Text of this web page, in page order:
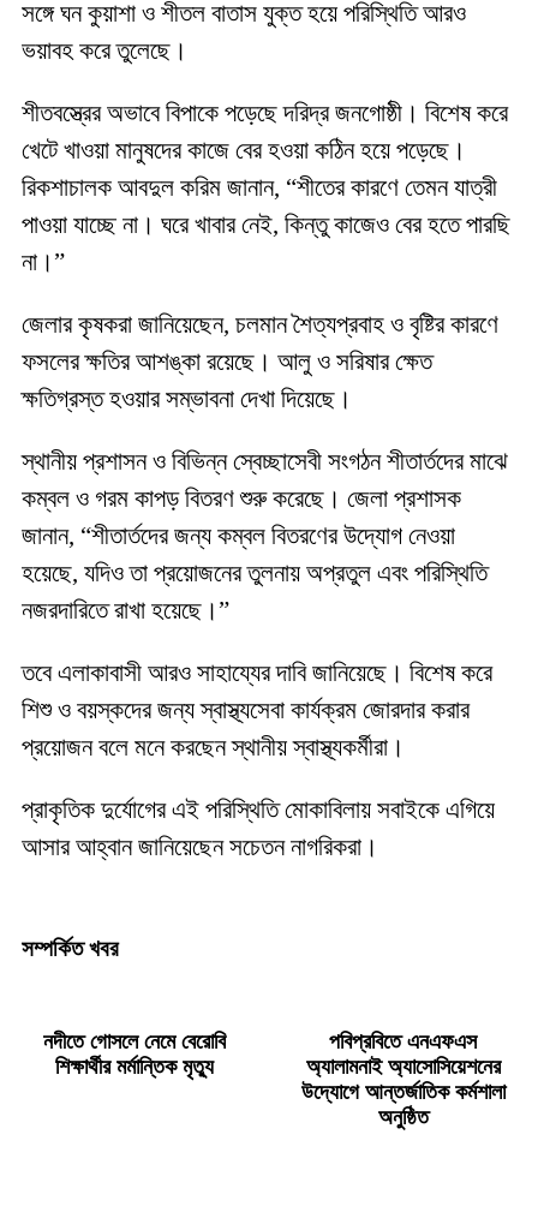
সঙ্গে ঘন কুয়াশা ও শীতল বাতাস যুক্ত হয়ে পরিস্থিতি আরও
ভয়াবহ করে তুলেছে।
শীতবস্ত্রের অভাবে বিপাকে পড়েছে দরিদ্র জনগোষ্ঠী। বিশেষ করে
খেটে খাওয়া মানুষদের কাজে বের হওয়া কঠিন হয়ে পড়েছে।
রিকশাচালক আবদুল করিম জানান, “শীতের কারণে তেমন যাত্রী
পাওয়া যাচ্ছে না। ঘরে খাবার নেই, কিন্তু কাজেও বের হতে পারছি
না।”
জেলার কৃষকরা জানিয়েছেন, চলমান শৈত্যপ্রবাহ ও বৃষ্টির কারণে
ফসলের ক্ষতির আশঙ্কা রয়েছে। আলু ও সরিষার ক্ষেত
ক্ষতিগ্রস্ত হওয়ার সম্ভাবনা দেখা দিয়েছে।
স্থানীয় প্রশাসন ও বিভিন্ন স্বেচ্ছাসেবী সংগঠন শীতার্তদের মাঝে
কম্বল ও গরম কাপড় বিতরণ শুরু করেছে। জেলা প্রশাসক
জানান, “শীতার্তদের জন্য কম্বল বিতরণের উদ্যোগ নেওয়া
হয়েছে, যদিও তা প্রয়োজনের তুলনায় অপ্রতুল এবং পরিস্থিতি
নজরদারিতে রাখা হয়েছে।”
তবে এলাকাবাসী আরও সাহায্যের দাবি জানিয়েছে। বিশেষ করে
শিশু ও বয়স্কদের জন্য স্বাস্থ্যসেবা কার্যক্রম জোরদার করার
প্রয়োজন বলে মনে করছেন স্থানীয় স্বাস্থ্যকর্মীরা।
প্রাকৃতিক দুর্যোগের এই পরিস্থিতি মোকাবিলায় সবাইকে এগিয়ে
আসার আহ্বান জানিয়েছেন সচেতন নাগরিকরা।
সম্পর্কিত খবর
নদীতে গোসলে নেমে বেরোবি
শিক্ষার্থীর মর্মান্তিক মৃত্যু
পবিপ্রবিতে এনএফএস
অ্যালামনাই অ্যাসোসিয়েশনের
উদ্যোগে আন্তর্জাতিক কর্মশালা
অনুষ্ঠিত